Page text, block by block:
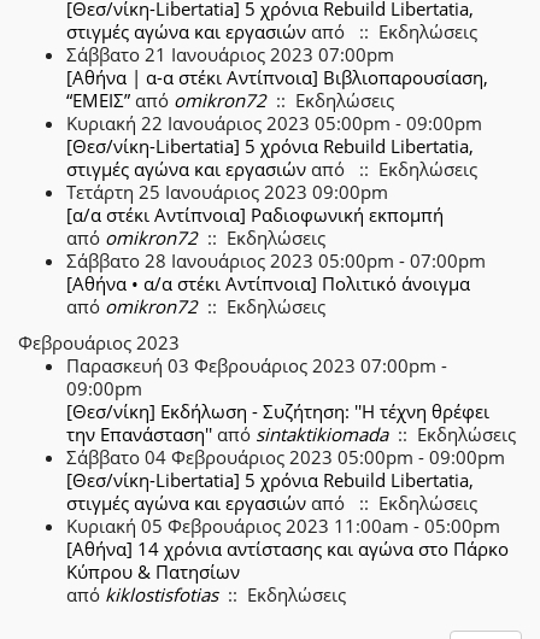
[Θεσ/νίκη-Libertatia] 5 χρόνια Rebuild Libertatia,
στιγμές αγώνα και εργασιών από
:: Εκδηλώσεις
Σάββατο 21 Ιανουάριος 2023 07:00pm
[Αθήνα | α-α στέκι Αντίπνοια] Βιβλιοπαρουσίαση,
“ΕΜΕΙΣ” από omikron72:: Εκδηλώσεις
Κυριακή 22 Ιανουάριος 2023 05:00pm - 09:00pm
[Θεσ/νίκη-Libertatia] 5 χρόνια Rebuild Libertatia,
στιγμές αγώνα και εργασιών από
:: Εκδηλώσεις
Τετάρτη 25 Ιανουάριος 2023 09:00pm
[α/α στέκι Αντίπνοια] Ραδιοφωνική εκπομπή
από omikron72:: Εκδηλώσεις
Σάββατο 28 Ιανουάριος 2023 05:00pm - 07:00pm
[Αθήνα • α/α στέκι Αντίπνοια] Πολιτικό άνοιγμα
από omikron72:: Εκδηλώσεις
Φεβρουάριος 2023
Παρασκευή 03 Φεβρουάριος 2023 07:00pm -
09:00pm
[Θεσ/νίκη] Εκδήλωση - Συζήτηση: ''Η τέχνη θρέφει
την Επανάσταση'' από sintaktikiomada:: Εκδηλώσεις
Σάββατο 04 Φεβρουάριος 2023 05:00pm - 09:00pm
[Θεσ/νίκη-Libertatia] 5 χρόνια Rebuild Libertatia,
στιγμές αγώνα και εργασιών από
:: Εκδηλώσεις
Κυριακή 05 Φεβρουάριος 2023 11:00am - 05:00pm
[Αθήνα] 14 χρόνια αντίστασης και αγώνα στο Πάρκο
Κύπρου & Πατησίων
από kiklostisfotias:: Εκδηλώσεις